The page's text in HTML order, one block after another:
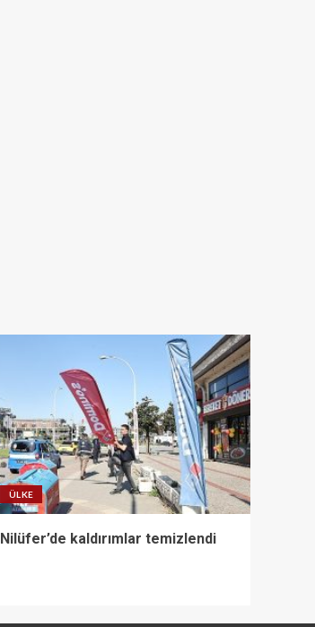
ÜLKE
Nilüfer’de kaldırımlar temizlendi